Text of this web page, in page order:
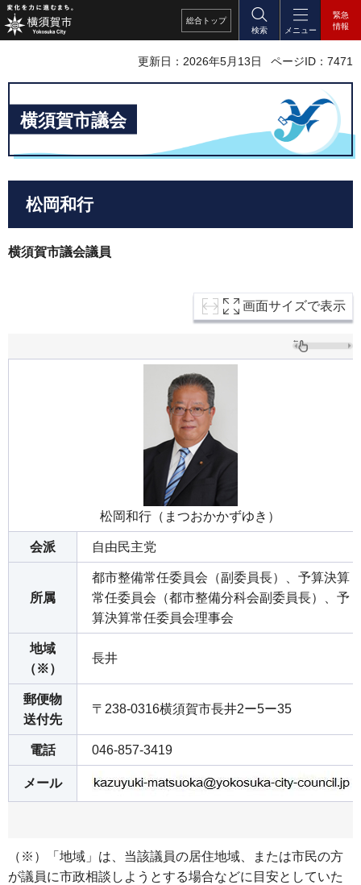
総合 トップ
検索
メニュー
緊急
情報
更新日：2026年5月13日 ページID：7471
横須賀市議会
松岡和行
横須賀市議会議員
画面サイズで表示
松岡和行（まつおかかずゆき）
会派 自由民主党
所属
都市整備常任委員会（副委員長）、予算決算
常任委員会（都市整備分科会副委員長）、予
算決算常任委員会理事会
地域
（※）
長井
郵便物
送付先
〒238-0316横須賀市長井2ー5ー35
電話 046-857-3419
メール
（※）「地域」は、当該議員の居住地域、または市民の方
が議員に市政相談しようとする場合などに目安としていた